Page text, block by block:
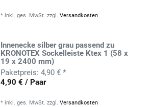
* inkl. ges. MwSt. zzgl.Versandkosten
Innenecke silber grau passend zu
KRONOTEX Sockelleiste Ktex 1 (58 x
19 x 2400 mm)
4,90 € *
4,90 € / Paar
* inkl. ges. MwSt. zzgl.Versandkosten